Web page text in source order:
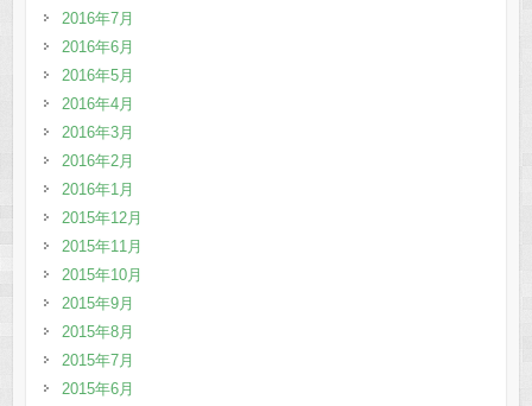
2016年7月
2016年6月
2016年5月
2016年4月
2016年3月
2016年2月
2016年1月
2015年12月
2015年11月
2015年10月
2015年9月
2015年8月
2015年7月
2015年6月